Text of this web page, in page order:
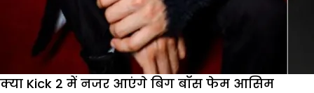
क्या Kick 2 में नजर आएंगे बिग बॉस फेम आसिम